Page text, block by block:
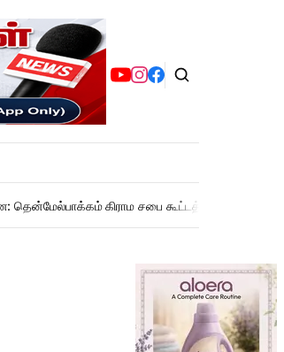
தென்மேல்பாக்கம் கிராம சபை கூட்டத்தில் கோரிக்கை